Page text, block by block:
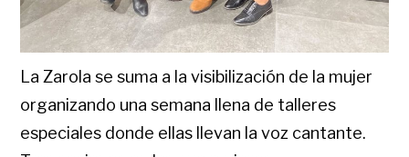
La Zarola se suma a la visibilización de la mujer
organizando una semana llena de talleres
especiales donde ellas llevan la voz cantante.